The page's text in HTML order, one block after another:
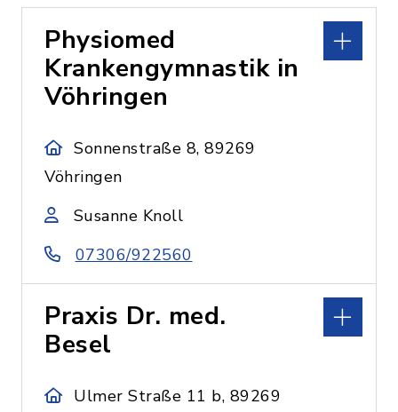
Physiomed
Krankengymnastik in
Vöhringen
Sonnenstraße 8, 89269
Vöhringen
Susanne Knoll
07306/922560
Praxis Dr. med.
Besel
Ulmer Straße 11 b, 89269